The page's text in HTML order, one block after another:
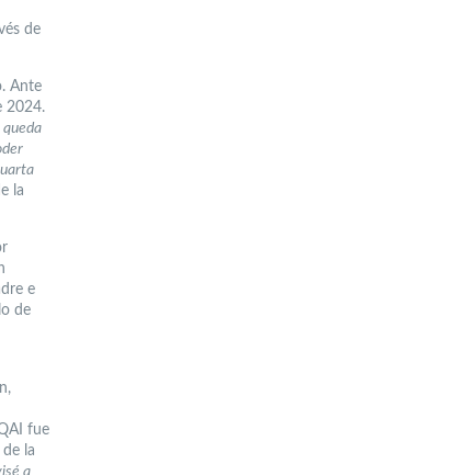
de
Ante
2024.
queda
la
e
de
fue
la
a